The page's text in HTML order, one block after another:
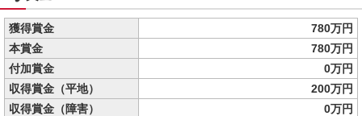
獲得賞金
780万円
本賞金
780万円
付加賞金
0万円
収得賞金（平地）
200万円
収得賞金（障害）
0万円